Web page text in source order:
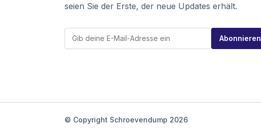
seien Sie der Erste, der neue Updates erhält.
M
M
i
E
M
Abonnieren
© Copyright Schroevendump 2026